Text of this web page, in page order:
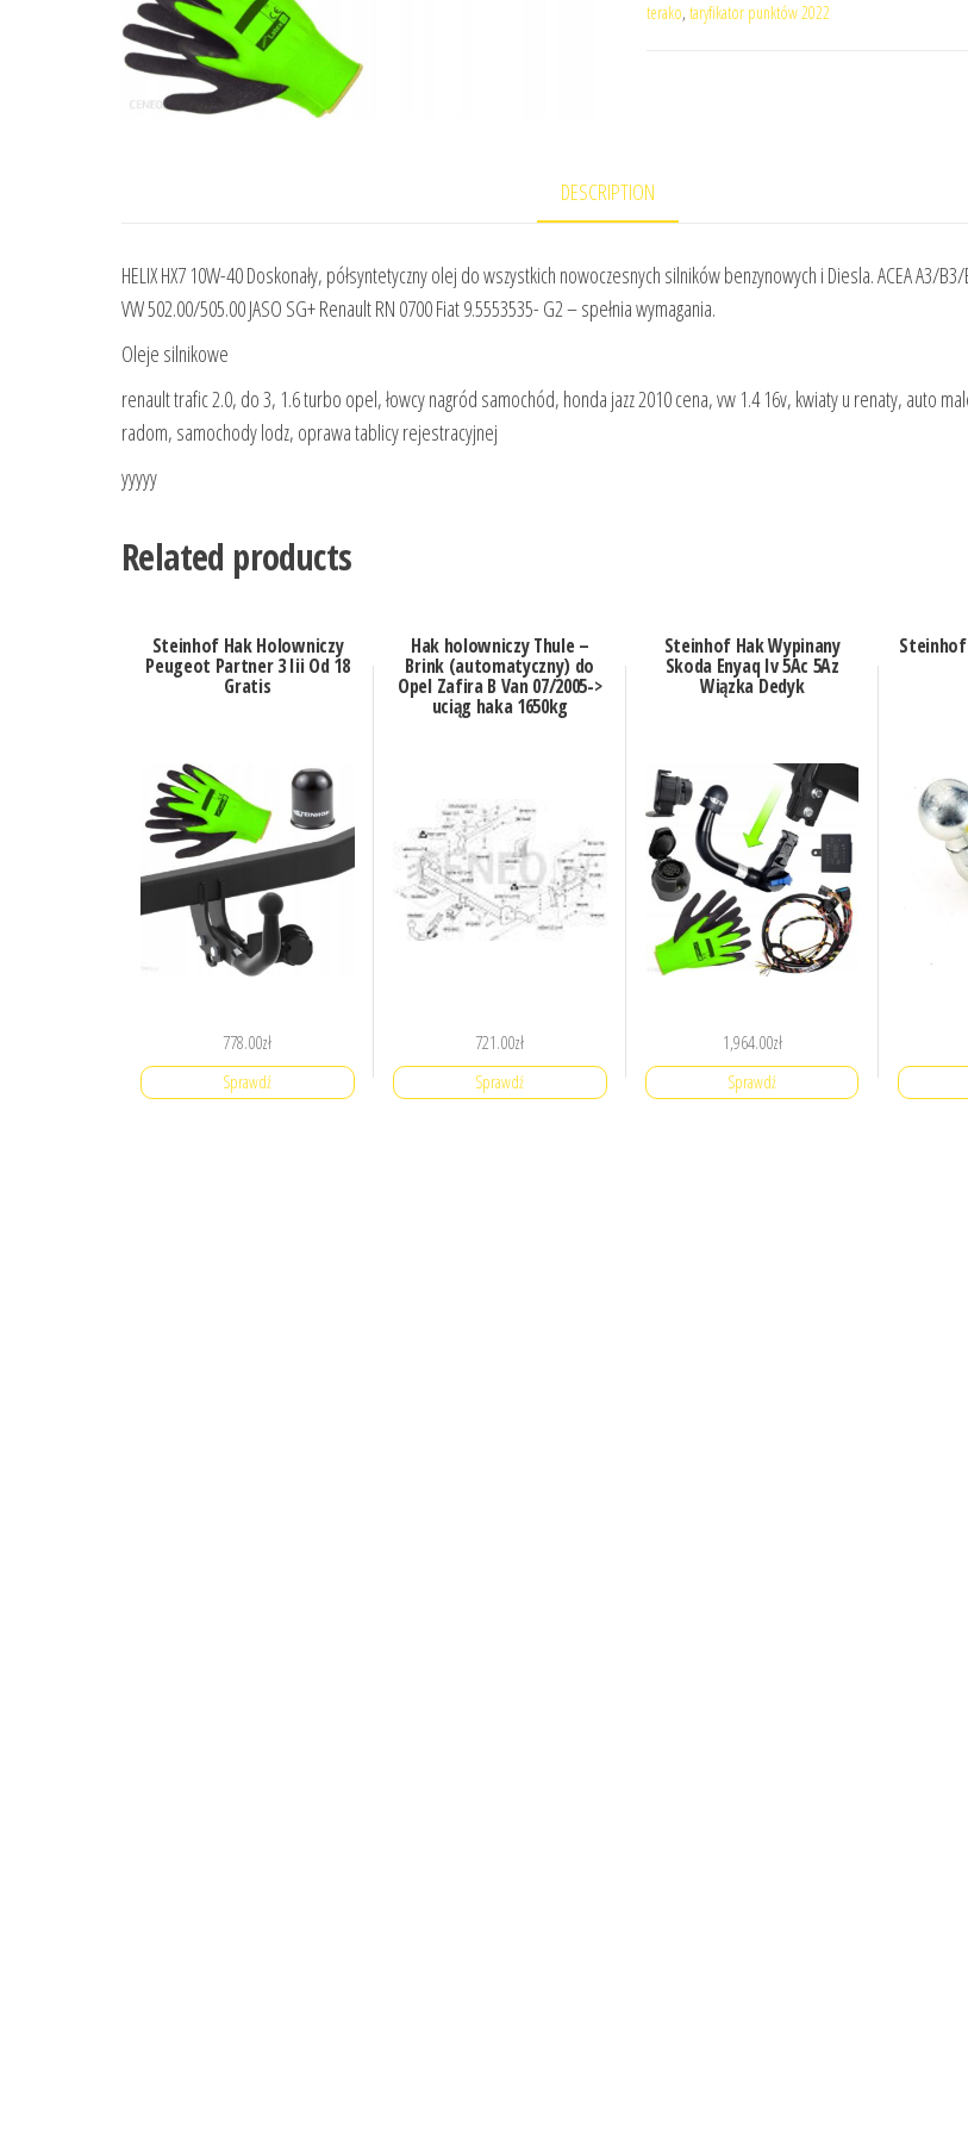
terako, taryfikator punktów 2022
DESCRIPTION
HELIX HX7 10W-40 Doskonały, półsyntetyczny olej do wszystkich nowoczesnych silników benzynowych i Diesla. ACEA A3/
VW 502.00/505.00 JASO SG+ Renault RN 0700 Fiat 9.5553535- G2 – spełnia wymagania.
Oleje silnikowe
renault trafic 2.0, do 3, 1.6 turbo opel, łowcy nagród samochód, honda jazz 2010 cena, vw 1.4 16v, kwiaty u renaty, auto
radom, samochody lodz, oprawa tablicy rejestracyjnej
yyyyy
Related products
Steinhof Hak Holowniczy
Peugeot Partner 3 Iii Od 18
Gratis
778.00zł
Sprawdź
Hak holowniczy Thule –
Brink (automatyczny) do
Opel Zafira B Van 07/2005->
uciąg haka 1650kg
721.00zł
Sprawdź
Steinhof Hak Wypinany
Skoda Enyaq Iv 5Ac 5Az
Wiązka Dedyk
1,964.00zł
Sprawdź
Steinhof